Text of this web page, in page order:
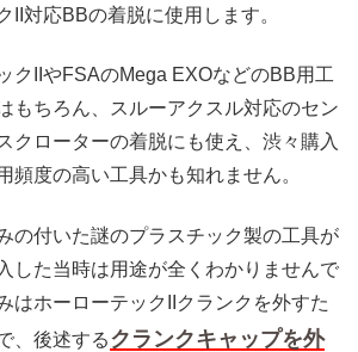
II対応BBの着脱に使用します。
クIIやFSAのMega EXOなどのBB用工
もちろん、スルーアクスル対応のセン
クローターの着脱にも使え、渋々購入
頻度の高い工具かも知れません。
の付いた謎のプラスチック製の工具が
した当時は用途が全くわかりませんで
はホーローテックIIクランクを外すた
、後述するクランクキャップを外